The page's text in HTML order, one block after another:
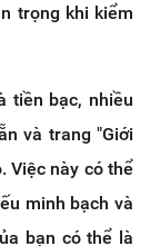
trọng khi kiểm
tiền bạc, nhiều
và trang "Giới
Việc này có thể
minh bạch và
bạn có thể là